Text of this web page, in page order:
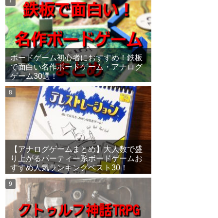
ボードゲーム初心者におすすめ！鉄板
で面白い名作ボードゲーム・アナログ
ゲーム30選！
【アナログゲームまとめ】大人数で盛
り上がるパーティー系ボードゲームお
すすめ人気ランキングベスト30！